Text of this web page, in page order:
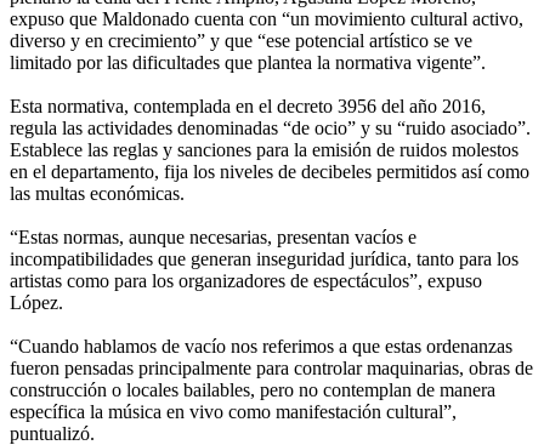
expuso que Maldonado cuenta con “un movimiento cultural activo,
diverso y en crecimiento” y que “ese potencial artístico se ve
limitado por las dificultades que plantea la normativa vigente”.
Esta normativa, contemplada en el decreto 3956 del año 2016,
regula las actividades denominadas “de ocio” y su “ruido asociado”.
Establece las reglas y sanciones para la emisión de ruidos molestos
en el departamento, fija los niveles de decibeles permitidos así como
las multas económicas.
“Estas normas, aunque necesarias, presentan vacíos e
incompatibilidades que generan inseguridad jurídica, tanto para los
artistas como para los organizadores de espectáculos”, expuso
López.
“Cuando hablamos de vacío nos referimos a que estas ordenanzas
fueron pensadas principalmente para controlar maquinarias, obras de
construcción o locales bailables, pero no contemplan de manera
específica la música en vivo como manifestación cultural”,
puntualizó.